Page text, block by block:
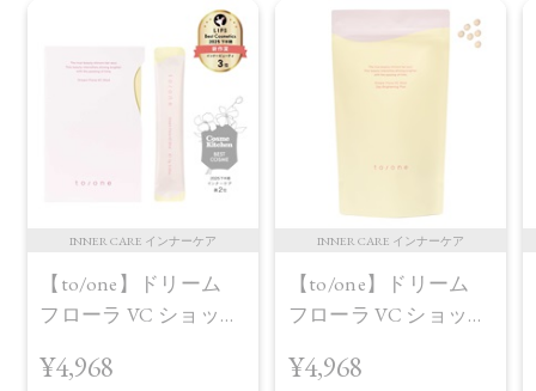
INNER CARE インナーケア
【to/one】ドリーム
フローラ VC ショット
¥4,968
INNER CARE インナーケア
【to/one】ドリーム
フローラ VC ショット
プラス＜限定品＞
¥4,968